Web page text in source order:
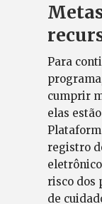
Para
cumprir
elas
registro
risco dos
de